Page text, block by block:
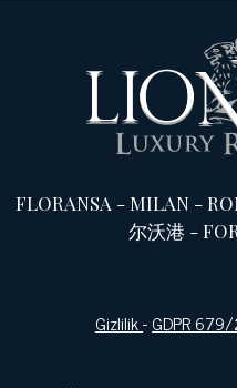
FLORANSA -MILAN-
尔沃港 -
Gizlilik-GDPR